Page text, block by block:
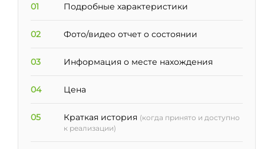
01 Подробные характеристики
02 Фото/видео отчет о состоянии
03 Информация о месте нахождения
04 Цена
05 Краткая история (когда принято и доступно
к реализации)